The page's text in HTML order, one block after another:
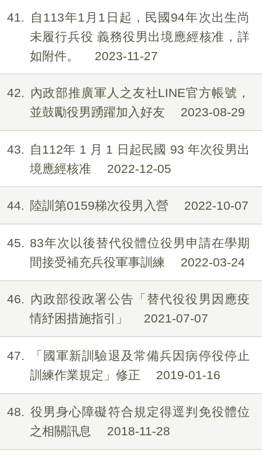
41
自113年1月1日起，民國94年次出生尚
未履行兵役 義務役男出境應經核准，詳
如附件。
2023-11-27
42
內政部推廣軍人之友社LINE官方帳號，
並鼓勵役男踴躍加入好友
2023-08-29
43
自112年 1 月 1 日起民國 93 年次役男出
境應經核准
2022-12-05
44 陸訓第0159梯次役男入營 2022-10-07
45
83年次以後替代役體位役男申請在學期
間接受補充兵役軍事訓練
2022-03-24
46
內政部役政署公告「替代役役男因應疫
情紓困措施指引」
2021-07-07
47
「國軍新訓驗退及常備兵因病停役停止
訓練作業規定」修正
2019-01-16
48
役男身心障礙符合規定得逕判免役體位
之相關訊息
2018-11-28